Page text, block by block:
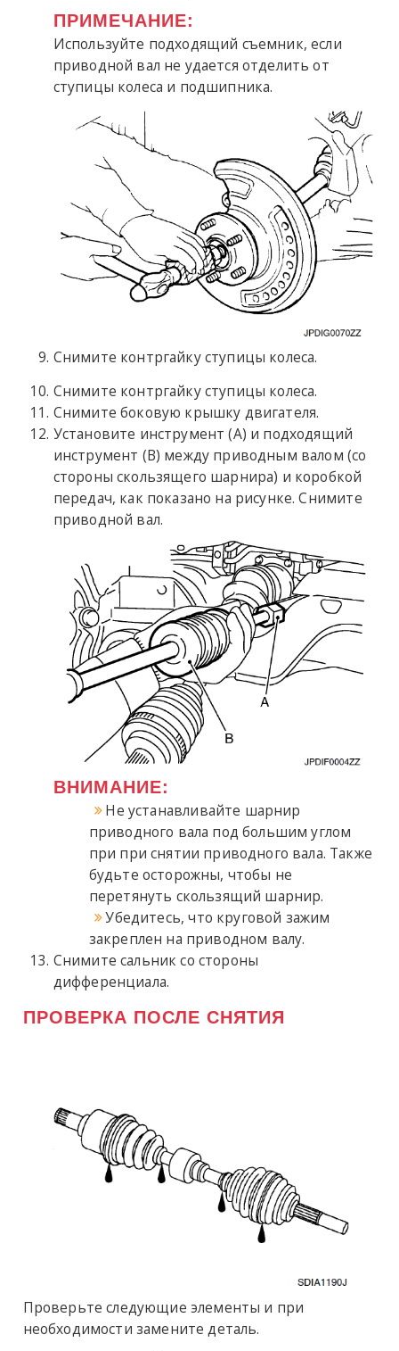
ПРИМЕЧАНИЕ:
Используйте подходящий съемник, если
приводной вал не удается отделить от
ступицы колеса и подшипника.
Снимите контргайку ступицы колеса.
Снимите контргайку ступицы колеса.
Снимите боковую крышку двигателя.
Установите инструмент (A) и подходящий
инструмент (B) между приводным валом (со
стороны скользящего шарнира) и коробкой
передач, как показано на рисунке. Снимите
приводной вал.
ВНИМАНИЕ:
Не устанавливайте шарнир
приводного вала под большим углом
при при снятии приводного вала. Также
будьте осторожны, чтобы не
перетянуть скользящий шарнир.
Убедитесь, что круговой зажим
закреплен на приводном валу.
Снимите сальник со стороны
дифференциала.
ПРОВЕРКА ПОСЛЕ СНЯТИЯ
Проверьте следующие элементы и при
необходимости замените деталь.